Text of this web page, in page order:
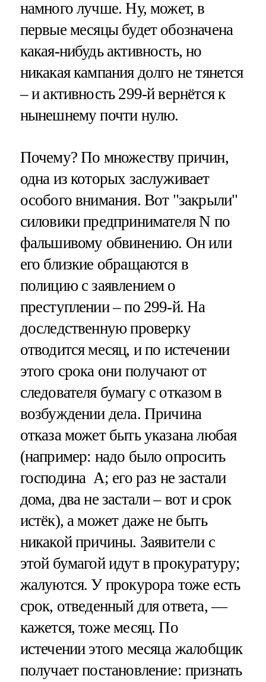
намного лучше. Ну, может, в
первые месяцы будет обозначена
какая-нибудь активность, но
никакая кампания долго не тянется
– и активность 299-й вернётся к
нынешнему почти нулю.
Почему? По множеству причин,
одна из которых заслуживает
особого внимания. Вот "закрыли"
силовики предпринимателя N по
фальшивому обвинению. Он или
его близкие обращаются в
полицию с заявлением о
преступлении – по 299-й. На
доследственную проверку
отводится месяц, и по истечении
этого срока они получают от
следователя бумагу с отказом в
возбуждении дела. Причина
отказа может быть указана любая
(например: надо было опросить
господина А; его раз не застали
дома, два не застали – вот и срок
истёк), а может даже не быть
никакой причины. Заявители с
этой бумагой идут в прокуратуру;
жалуются. У прокурора тоже есть
срок, отведенный для ответа, —
кажется, тоже месяц. По
истечении этого месяца жалобщик
получает постановление: признать